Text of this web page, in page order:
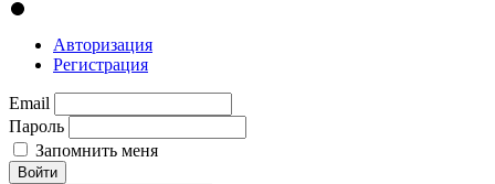
Авторизация
Регистрация
Email
Пароль
Запомнить меня
Войти